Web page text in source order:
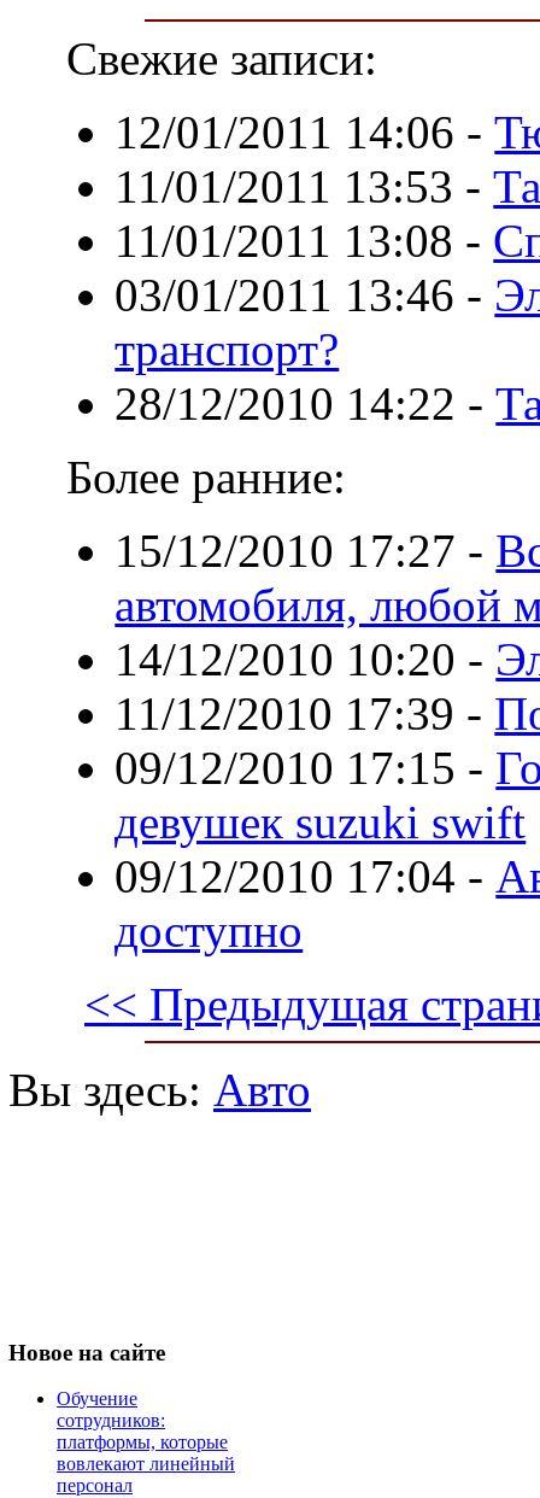
Свежие записи:
12/01/2011 14:06 -
11/01/2011 13:53 -
11/01/2011 13:08 -
03/01/2011 13:46 -
транспорт?
28/12/2010 14:22 -
Более ранние:
15/12/2010 17:27 -
автомобиля, любой
14/12/2010 10:20 -
11/12/2010 17:39 -
09/12/2010 17:15 -
девушек suzuki swift
09/12/2010 17:04 -
доступно
<< Предыдущая
Вы здесь: Авто
Новое на сайте
Обучение
сотрудников:
платформы, которые
вовлекают линейный
персонал